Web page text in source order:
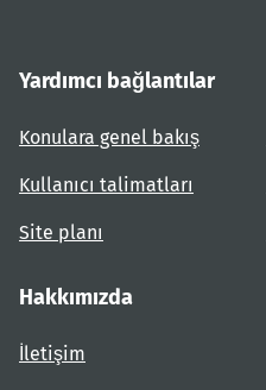
Yardımcı bağlantılar
Konulara genel bakış
Kullanıcı talimatları
Site planı
Hakkımızda
İletişim